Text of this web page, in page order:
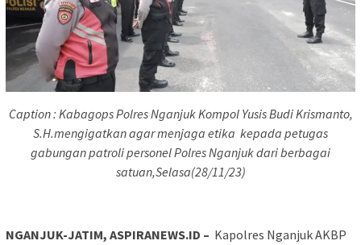
Caption : Kabagops Polres Nganjuk Kompol Yusis Budi Krismanto,
S.H.mengigatkan agar menjaga etika kepada petugas
gabungan patroli personel Polres Nganjuk dari berbagai
satuan,Selasa(28/11/23)
NGANJUK-JATIM, ASPIRANEWS.ID – Kapolres Nganjuk AKBP